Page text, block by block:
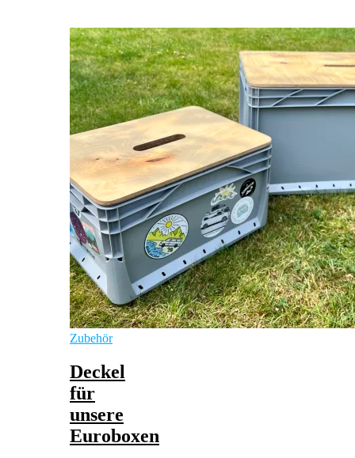
Zubehör
Deckel
für
unsere
Euroboxen